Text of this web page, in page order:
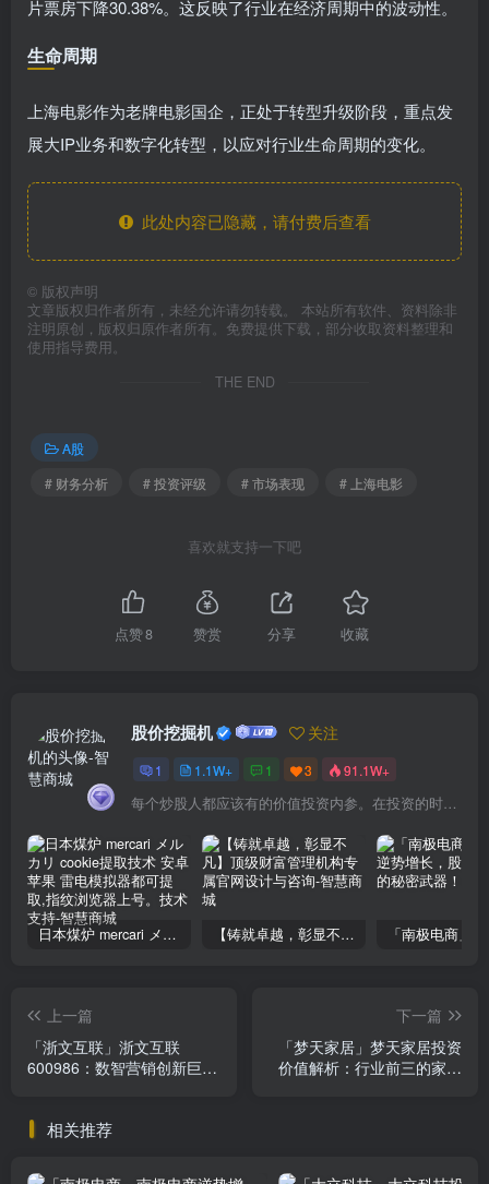
片票房下降30.38%。这反映了行业在经济周期中的波动性。
生命周期
上海电影作为老牌电影国企，正处于转型升级阶段，重点发
展大IP业务和数字化转型，以应对行业生命周期的变化。
此处内容已隐藏，请付费后查看
© 版权声明
文章版权归作者所有，未经允许请勿转载。 本站所有软件、资料除非
注明原创，版权归原作者所有。免费提供下载，部分收取资料整理和
使用指导费用。
THE END
A股
# 财务分析
# 投资评级 # 市场表现 # 上海电影
喜欢就支持一下吧
点赞8 赞赏 分享 收藏
股价挖掘机 关注
1 1.1W+ 1 3 91.1W+
每个炒股人都应该有的价值投资内参。在投资的时候，我们把自己看成是企业分析师——而不是市场分析师，也不是宏观经济分析师，更不是证券分析师。
日本煤炉 mercari メルカリ cookie提取技术 安卓 苹果 雷电模拟器都可提取,指纹浏览器上号。技术支持 【铸就卓越，彰显不凡】顶级财富管理机构专属官网设计与咨询
上一篇
「浙文互联」浙文互联
600986：数智营销创新巨
下一篇
「梦天家居」梦天家居投资
价值解析：行业前三的家居
相关推荐